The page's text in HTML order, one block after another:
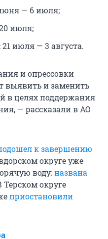
— 6 июля;
июля;
июля — 3 августа.
и опрессовки
выявить и заменить
в целях поддержания
— рассказали в АО
к завершению
округе уже
воду:названа
Терском округе
приостановили